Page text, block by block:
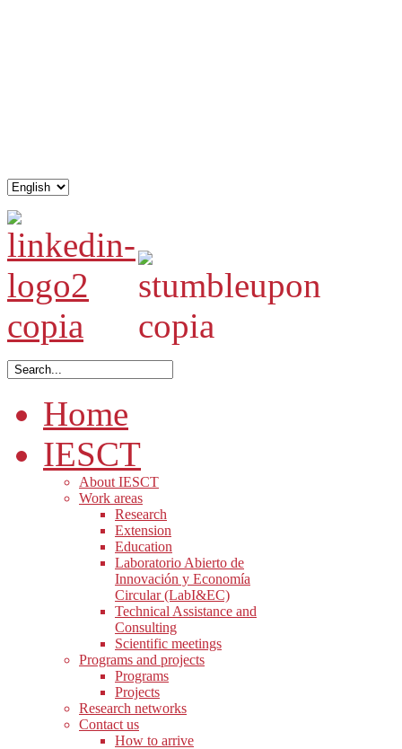
Home
IESCT
About IESCT
Work areas
Research
Extension
Education
Laboratorio Abierto de
Innovación y Economía
Circular (LabI&EC)
Technical Assistance and
Consulting
Scientific meetings
Programs and projects
Programs
Projects
Research networks
Contact us
How to arrive